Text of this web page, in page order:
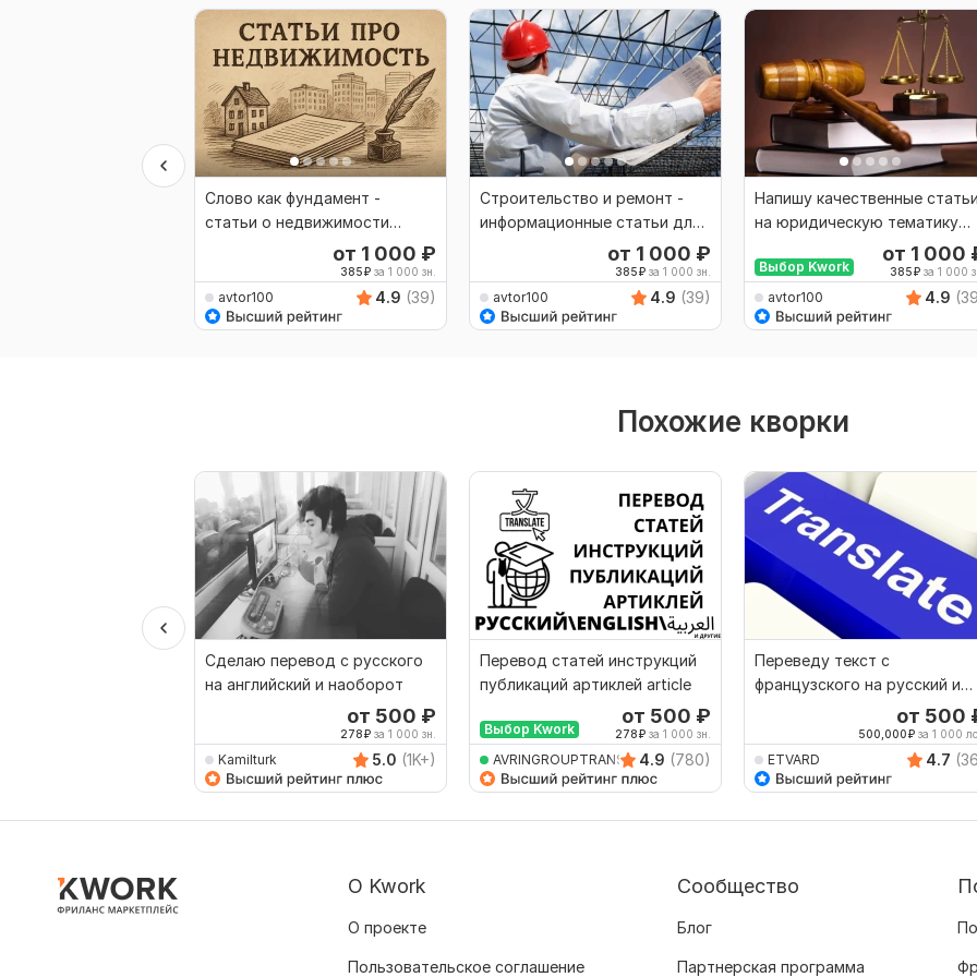
Слово как фундамент -
статьи о недвижимости
любого уровня сложности
от 1 000 ₽
385₽ за 1 000 зн.
avtor100 4.9 (39)
Строительство и ремонт -
информационные статьи для
от 1 000 ₽
385₽ за 1 000 зн.
avtor100 4.9 (39)
Напишу качественные статьи
на юридическую тематику
для Вашего сайта
Выбор Kwork
от 1 000
385₽ за 1 000
avtor100 4.9
Похожие кворки
Сделаю перевод с русского
на английский и наоборот
от 500 ₽
278₽ за 1 000 зн.
Kamilturk 5.0 (1K+)
Перевод статей инструкций
публикаций артиклей article
Выбор Kwork
от 500 ₽
278₽ за 1 000 зн.
AVRINGROUPTRANSLATIO
4.9 (780)
Переведу текст с
французского на русский и
от 500
500,000₽ за 1 000
ETVARD 4.7
О Kwork
О проекте
Пользовательское соглашение
Сообщество
Блог
Партнерская программа